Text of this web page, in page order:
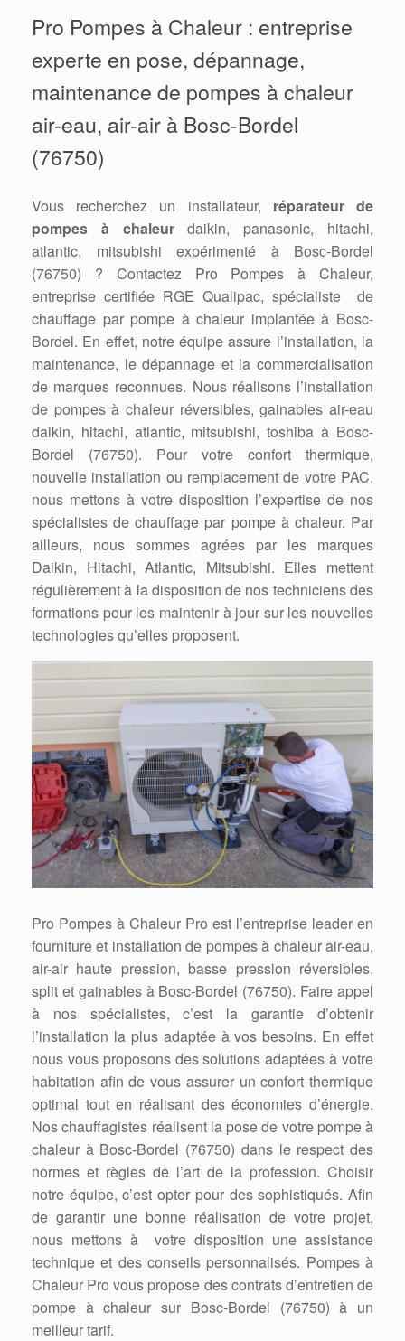
Pro Pompes à Chaleur : entreprise
experte en pose, dépannage,
maintenance de pompes à chaleur
air-eau, air-air à Bosc-Bordel
(76750)
Vous recherchez un installateur, réparateur de
pompes à chaleurdaikin, panasonic, hitachi,
atlantic, mitsubishi expérimenté à Bosc-Bordel
(76750) ? Contactez Pro Pompes à Chaleur,
entreprise certifiée RGE Qualipac, spécialiste de
chauffage par pompe à chaleur implantée à Bosc-
Bordel. En effet, notre équipe assure l’installation, la
maintenance, le dépannage et la commercialisation
de marques reconnues. Nous réalisons l’installation
de pompes à chaleur réversibles, gainables air-eau
daikin, hitachi, atlantic, mitsubishi, toshiba à Bosc-
Bordel (76750). Pour votre confort thermique,
nouvelle installation ou remplacement de votre PAC,
nous mettons à votre disposition l’expertise de nos
spécialistes de chauffage par pompe à chaleur. Par
ailleurs, nous sommes agrées par les marques
Daikin, Hitachi, Atlantic, Mitsubishi. Elles mettent
régulièrement à la disposition de nos techniciens des
formations pour les maintenir à jour sur les nouvelles
technologies qu’elles proposent.
Pro Pompes à Chaleur Pro est l’entreprise leader en
fourniture et installation de pompes à chaleur air-eau,
air-air haute pression, basse pression réversibles,
split et gainables à Bosc-Bordel (76750). Faire appel
à nos spécialistes, c’est la garantie d’obtenir
l’installation la plus adaptée à vos besoins. En effet
nous vous proposons des solutions adaptées à votre
habitation afin de vous assurer un confort thermique
optimal tout en réalisant des économies d’énergie.
Nos chauffagistes réalisent la pose de votre pompe à
chaleur à Bosc-Bordel (76750) dans le respect des
normes et règles de l’art de la profession. Choisir
notre équipe, c’est opter pour des sophistiqués. Afin
de garantir une bonne réalisation de votre projet,
nous mettons à votre disposition une assistance
technique et des conseils personnalisés. Pompes à
Chaleur Pro vous propose des contrats d’entretien de
pompe à chaleur sur Bosc-Bordel (76750) à un
meilleur tarif.